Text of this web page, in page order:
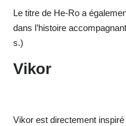
Le titre de He-Ro a
dans l’histoire
s.)
Vikor
Vikor est directement inspiré